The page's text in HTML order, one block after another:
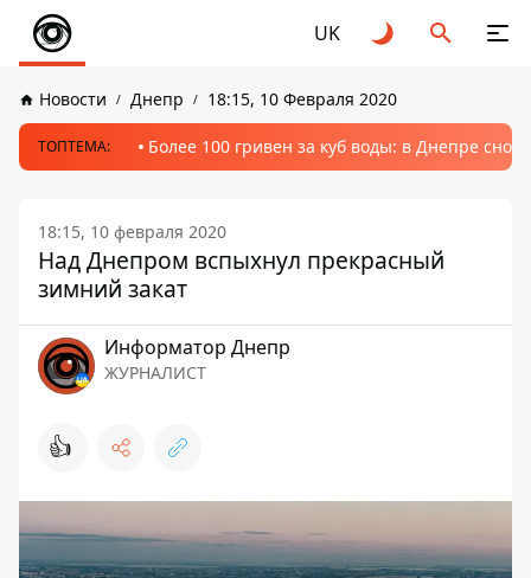
UK
Новости Днепр 18:15, 10 Февраля 2020
ТОПТЕМА: Более 100 гривен за куб воды: в Днепре
18:15, 10 февраля 2020
Над Днепром вспыхнул прекрасный
зимний закат
Информатор Днепр
ЖУРНАЛИСТ
👍